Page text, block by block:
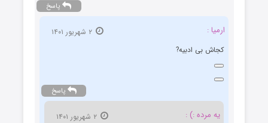
پاسخ
ارمیا :
کجاش بی ادبیه?
پاسخ
یه مرده :) :
۲ شهریور ۱۴۰۱